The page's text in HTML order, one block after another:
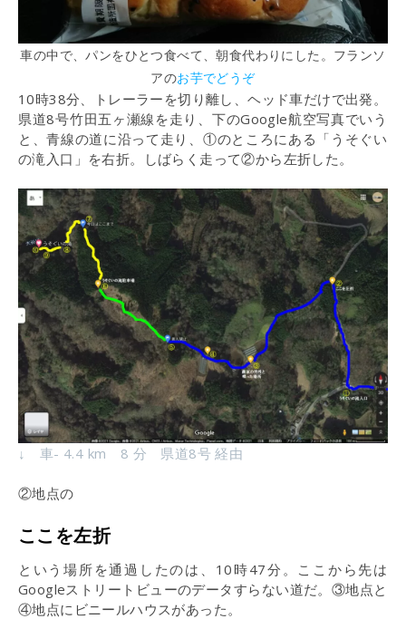
車の中で、パンをひとつ食べて、朝食代わりにした。フランソ
アのお芋でどうぞ
10時38分、トレーラーを切り離し、ヘッド車だけで出発。
県道8号竹田五ヶ瀬線を走り、下のGoogle航空写真でいう
と、青線の道に沿って走り、①のところにある「うそぐい
の滝入口」を右折。しばらく走って②から左折した。
↓ 車- 4.4 km 8 分 県道8号 経由
②地点の
ここを左折
という場所を通過したのは、10時47分。ここから先は
Googleストリートビューのデータすらない道だ。③地点と
④地点にビニールハウスがあった。